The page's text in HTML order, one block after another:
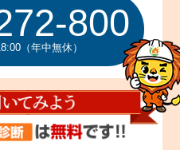
800
（年中無休）